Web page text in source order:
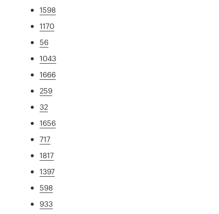
1598
1170
56
1043
1666
259
32
1656
717
1817
1397
598
933